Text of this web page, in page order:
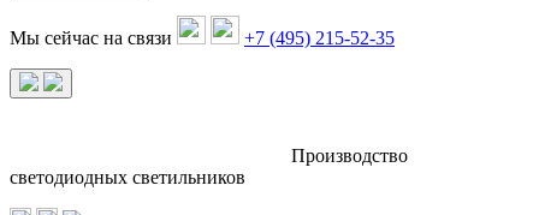
Мы сейчас на связи +7 (495) 215-52-35
Производство
светодиодных светильников